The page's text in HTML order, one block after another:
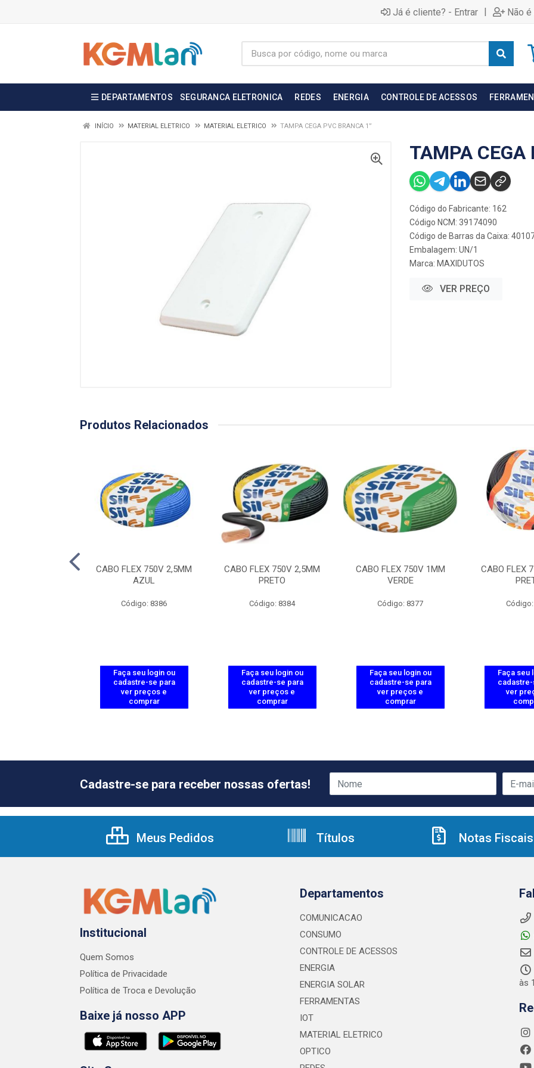
Já é cliente? - Entrar | Não
DEPARTAMENTOS SEGURANCA ELETRONICA REDES ENERGIA CONTROLE DE ACESSOS
INÍCIO MATERIAL ELETRICO MATERIAL ELETRICO TAMPA CEGA PVC BRANCA 1”
TAMPA CEGA
Código do Fabricante: 162
Código NCM: 39174090
Código de Barras da Caixa:
Embalagem: UN/1
Marca: MAXIDUTOS
VER PREÇO
Produtos Relacionados
CABO FLEX 750V 2,5MM
AZUL
Código: 8386
Faça seu login ou
cadastre-se para
ver preços e
comprar
CABO FLEX 750V 2,5MM
PRETO
Código: 8384
Faça seu login ou
cadastre-se para
ver preços e
comprar
CABO FLEX 750V 1MM
VERDE
Código: 8377
Faça seu login ou
cadastre-se para
ver preços e
comprar
CABO FLEX
Faça seu
ver
Cadastre-se para receber nossas ofertas!
Meus Pedidos Títulos Notas Fiscais
Institucional
Quem Somos
Política de Privacidade
Política de Troca e Devolução
Baixe já nosso APP
Departamentos
COMUNICACAO
CONSUMO
CONTROLE DE ACESSOS
ENERGIA
ENERGIA SOLAR
FERRAMENTAS
IOT
MATERIAL ELETRICO
OPTICO
às